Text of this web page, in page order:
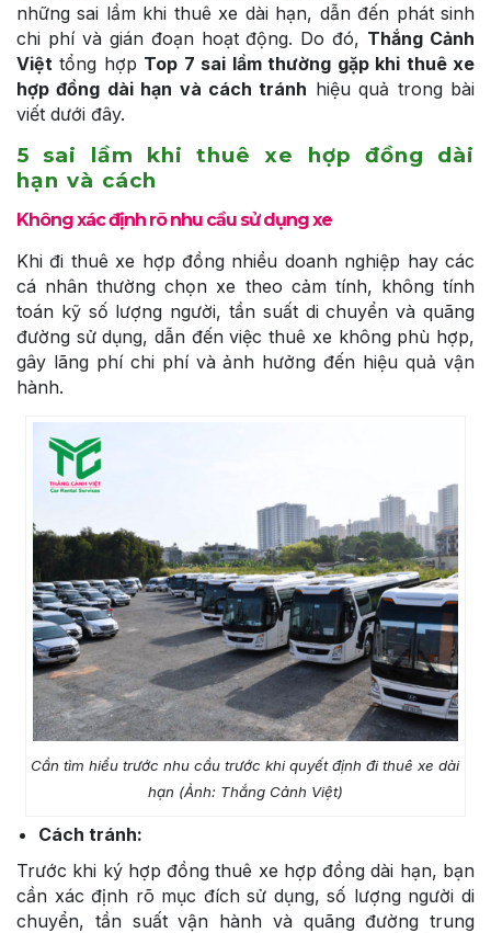
những sai lầm khi thuê xe dài hạn, dẫn đến phát sinh
chi phí và gián đoạn hoạt động. Do đó, Thắng Cảnh
Việt tổng hợp Top 7 sai lầm thường gặp khi thuê xe
hợp đồng dài hạn và cách tránh hiệu quả trong bài
viết dưới đây.
5 sai lầm khi thuê xe hợp đồng dài
hạn và cách
Không xác định rõ nhu cầu sử dụng xe
Khi đi thuê xe hợp đồng nhiều doanh nghiệp hay các
cá nhân thường chọn xe theo cảm tính, không tính
toán kỹ số lượng người, tần suất di chuyển và quãng
đường sử dụng, dẫn đến việc thuê xe không phù hợp,
gây lãng phí chi phí và ảnh hưởng đến hiệu quả vận
hành.
Cần tìm hiểu trước nhu cầu trước khi quyết định đi thuê xe dài
hạn (Ảnh: Thắng Cảnh Việt)
Cách tránh:
Trước khi ký hợp đồng thuê xe hợp đồng dài hạn, bạn
cần xác định rõ mục đích sử dụng, số lượng người di
chuyển, tần suất vận hành và quãng đường trung